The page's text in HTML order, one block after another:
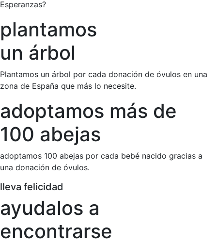
Esperanzas?
plantamos
un árbol
Plantamos un árbol por cada donación de óvulos en una
zona de España que más lo necesite.
adoptamos más de
100 abejas
adoptamos 100 abejas por cada bebé nacido gracias a
una donación de óvulos.
lleva felicidad
ayudalos a
encontrarse